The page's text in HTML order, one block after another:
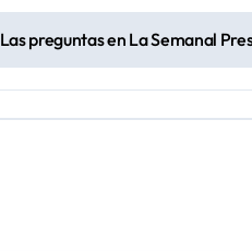
Las preguntas en La Semanal